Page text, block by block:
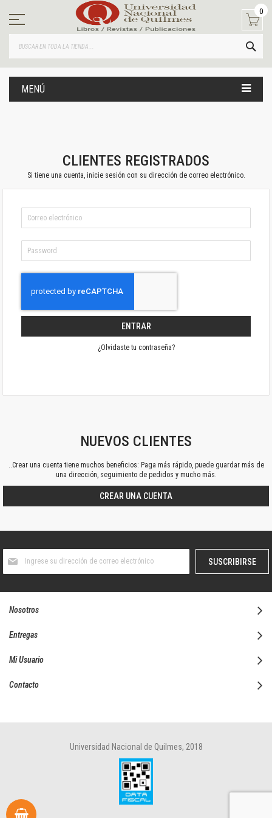
contenido
0
MENÚ
CLIENTES REGISTRADOS
Si tiene una cuenta, inicie sesión con su dirección de correo electrónico.
ENTRAR
¿Olvidaste tu contraseña?
NUEVOS CLIENTES
..Crear una cuenta tiene muchos beneficios: Paga más rápido, puede guardar más de
una dirección, seguimiento de pedidos y mucho más.
CREAR UNA CUENTA
boletín
SUSCRIBIRSE
Nosotros
Entregas
Mi Usuario
Contacto
Universidad Nacional de Quilmes, 2018